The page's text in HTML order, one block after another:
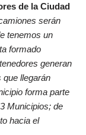
de la Ciudad
serán
tenemos un
formado
generan
que llegarán
forma parte
Municipios; de
hacia el